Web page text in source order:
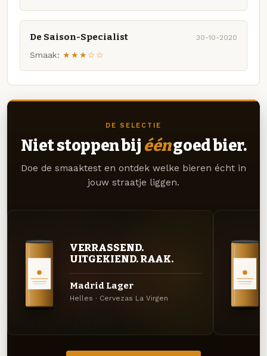
De Saison-Specialist 30-10-2020
Smaak: ★★★☆☆
DE SELECTIE
Niet stoppen bij ééngoed bier.
Doe de smaaktest en ontdek welke bieren écht in
jouw straatje liggen.
VERRASSEND.
UITGEKIEND. RAAK.
Madrid Lager
Helles · Cervezas La Virgen